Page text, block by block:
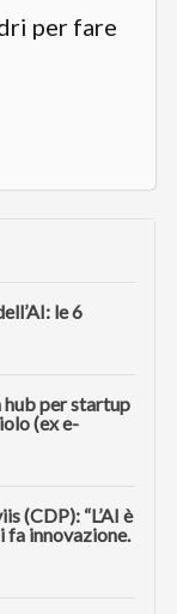
per fare
le 6
hub per startup
(ex e-
(CDP): “L’AI è
fa innovazione.